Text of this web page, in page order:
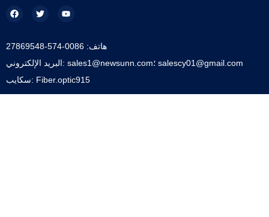
البريد الإلكتروني: sales1@newsunn.com؛ salescy01@gmail.com
سكايب: Fiber.optic915